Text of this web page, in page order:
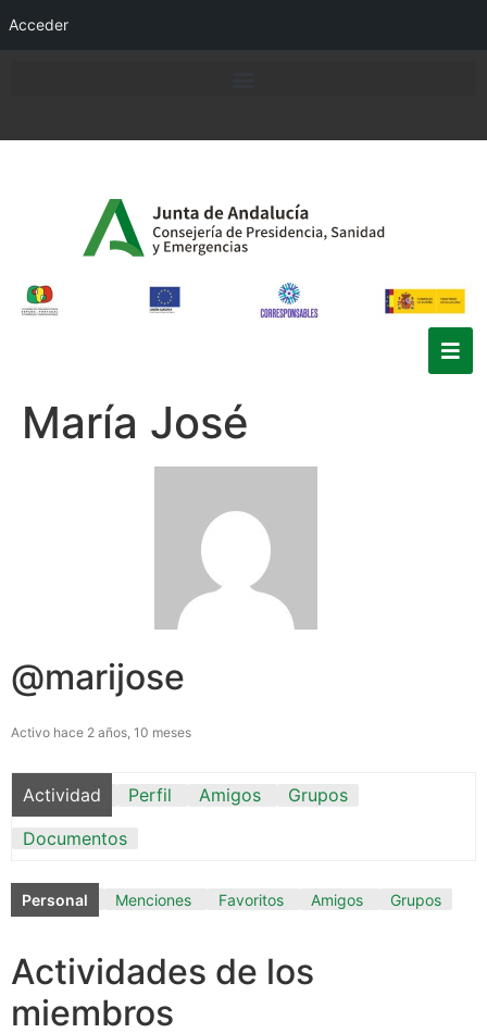
Acceder
María José
@marijose
Activo hace 2 años, 10 meses
Actividad Perfil Amigos
Grupos
Documentos
Personal Menciones Favoritos Amigos Grupos
Actividades de los
miembros